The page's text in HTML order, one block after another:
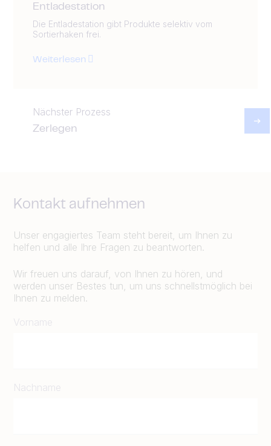
Entladestation
Die Entladestation gibt Produkte selektiv vom
Sortierhaken frei.
Weiterlesen
Nächster Prozess
Zerlegen
Kontakt aufnehmen
Unser engagiertes Team steht bereit, um Ihnen zu
helfen und alle Ihre Fragen zu beantworten.
Wir freuen uns darauf, von Ihnen zu hören, und
werden unser Bestes tun, um uns schnellstmöglich bei
Ihnen zu melden.
Vorname
Nachname